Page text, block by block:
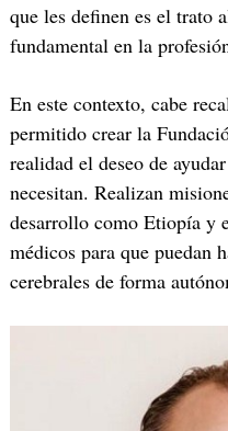
que les definen es el trato
fundamental en la
En este contexto, cabe
permitido crear la
realidad el deseo de
necesitan. Realizan
desarrollo como Etiopía y
médicos para que puedan
cerebrales de forma